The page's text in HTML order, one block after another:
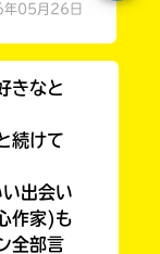
05月26日
きなと
続けて
出会い
作家)も
全部言